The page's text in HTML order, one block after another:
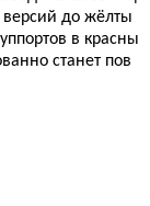
версий до жёлты
в красны
станет пов